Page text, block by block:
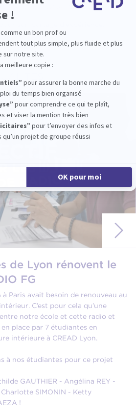
vous avez un super outil.
de Lyon rénovent le
FG
à Paris avait besoin de renouveau au
C’est pour cela qu’une
notre école et cette radio et
place par 7 étudiantes en
intérieure à CREAD Lyon.
à nos étudiantes pour ce projet
GAUTHIER - Angélina REY -
Charlotte SIMONIN - Ketty
!